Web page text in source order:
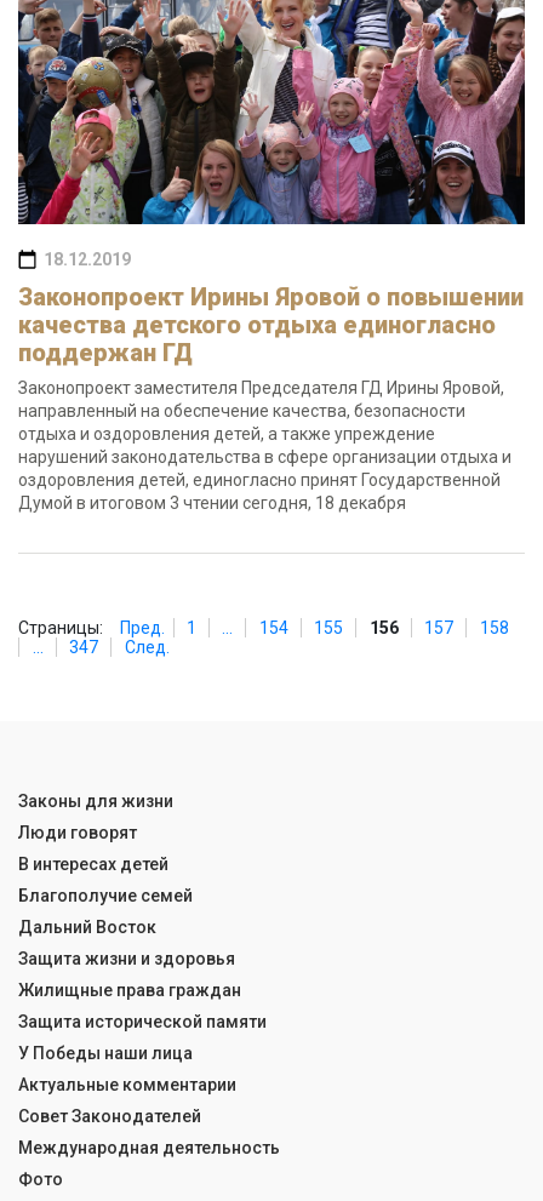
18.12.2019
Законопроект Ирины Яровой о повышении
качества детского отдыха единогласно
поддержан ГД
Законопроект заместителя Председателя ГД Ирины Яровой,
направленный на обеспечение качества, безопасности
отдыха и оздоровления детей, а также упреждение
нарушений законодательства в сфере организации отдыха и
оздоровления детей, единогласно принят Государственной
Думой в итоговом 3 чтении сегодня, 18 декабря
Страницы: Пред. 1 154 155 156 157
158
347 След.
Законы для жизни
Люди говорят
В интересах детей
Благополучие семей
Дальний Восток
Защита жизни и здоровья
Жилищные права граждан
Защита исторической памяти
У Победы наши лица
Актуальные комментарии
Совет Законодателей
Международная деятельность
Фото